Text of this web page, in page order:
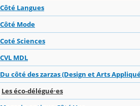
Côté Langues
Côté Mode
Coté Sciences
CVL MDL
Du côté des zarzas (Design et Arts
Les éco-délégué·es